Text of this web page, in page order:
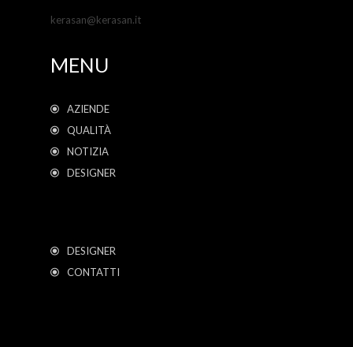
kerasan@kerasan.it
MENU
AZIENDE
QUALITÀ
NOTIZIA
DESIGNER
DESIGNER
CONTATTI